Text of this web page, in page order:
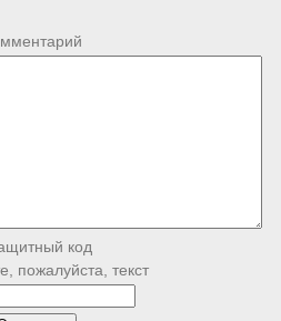
пожалуйста, текст